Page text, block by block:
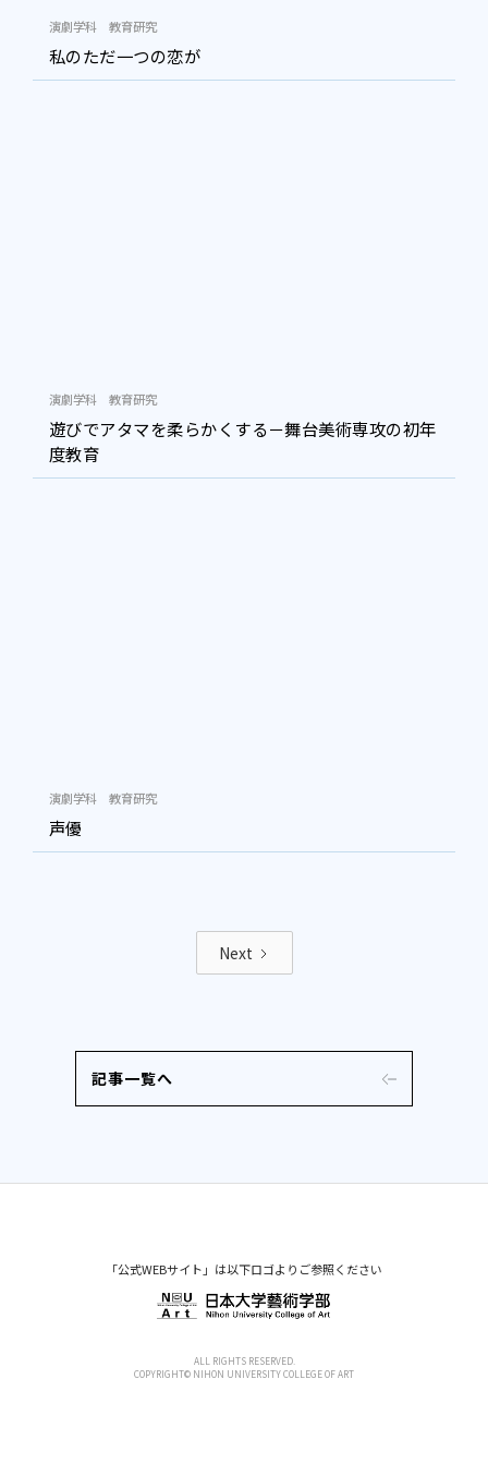
演劇学科 教育研究
私のただ一つの恋が
演劇学科 教育研究
遊びでアタマを柔らかくする－舞台美術専攻の初年
度教育
演劇学科 教育研究
声優
Next
記事一覧へ
「公式WEBサイト」は以下ロゴよりご参照ください
ALL RIGHTS RESERVED.
COPYRIGHT© NIHON UNIVERSITY COLLEGE OF ART